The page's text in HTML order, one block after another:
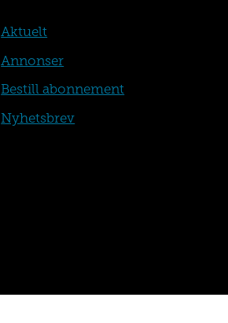
Aktuelt
Annonser
Bestill abonnement
Nyhetsbrev